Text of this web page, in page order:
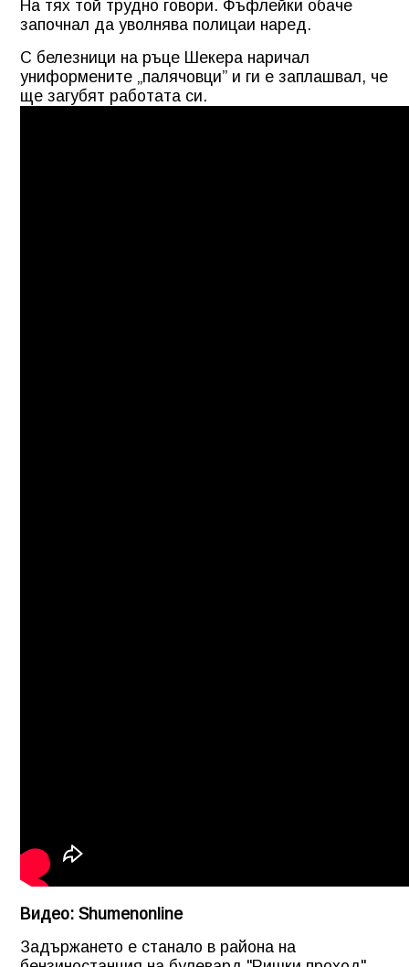
На тях той трудно говори. Фъфлейки обаче
започнал да уволнява полицаи наред.
С белезници на ръце Шекера наричал
униформените „палячовци” и ги е заплашвал, че
ще загубят работата си.
Видео: Shumenonline
Задържането е станало в района на